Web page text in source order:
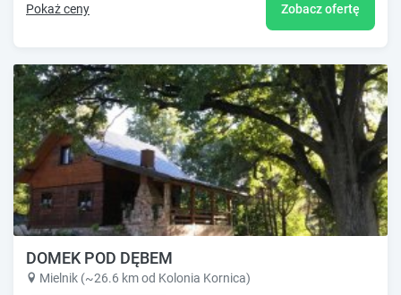
Pokaż ceny Zobacz ofertę
DOMEK POD DĘBEM
Mielnik (~26.6 km od Kolonia Kornica)